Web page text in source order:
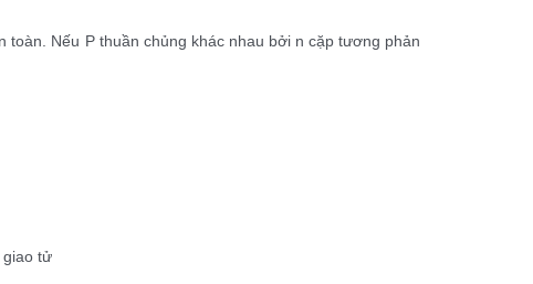
Nếu P thuần chủng khác nhau bởi n cặp tương phản
giao tử